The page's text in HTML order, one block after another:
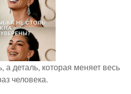
а деталь, которая меняет весь
человека.